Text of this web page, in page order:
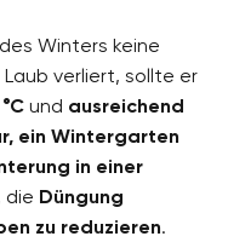
Winters keine
verliert, sollte er
und ausreichend
ein Wintergarten
in einer
die Düngung
zu reduzieren.